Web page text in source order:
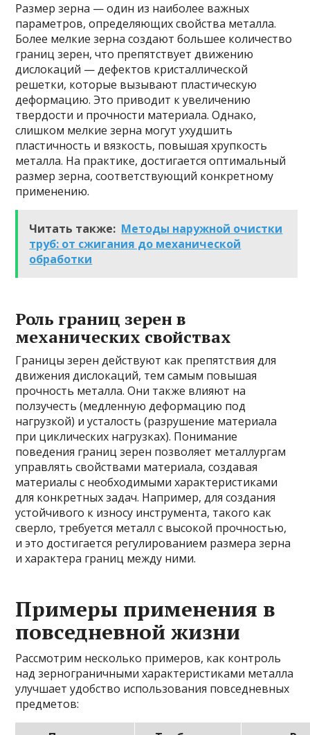
Размер зерна — один из наиболее важных
параметров, определяющих свойства металла.
Более мелкие зерна создают большее количество
границ зерен, что препятствует движению
дислокаций — дефектов кристаллической
решетки, которые вызывают пластическую
деформацию. Это приводит к увеличению
твердости и прочности материала. Однако,
слишком мелкие зерна могут ухудшить
пластичность и вязкость, повышая хрупкость
металла. На практике, достигается оптимальный
размер зерна, соответствующий конкретному
применению.
Читать также: Методы наружной очистки
труб: от сжигания до механической
обработки
Роль границ зерен в
механических свойствах
Границы зерен действуют как препятствия для
движения дислокаций, тем самым повышая
прочность металла. Они также влияют на
ползучесть (медленную деформацию под
нагрузкой) и усталость (разрушение материала
при циклических нагрузках). Понимание
поведения границ зерен позволяет металлургам
управлять свойствами материала, создавая
материалы с необходимыми характеристиками
для конкретных задач. Например, для создания
устойчивого к износу инструмента, такого как
сверло, требуется металл с высокой прочностью,
и это достигается регулированием размера зерна
и характера границ между ними.
Примеры применения в
повседневной жизни
Рассмотрим несколько примеров, как контроль
над зернограничными характеристиками металла
улучшает удобство использования повседневных
предметов: